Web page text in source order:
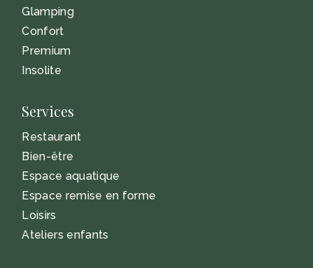
Glamping
Confort
Premium
Insolite
Services
Restaurant
Bien-être
Espace aquatique
Espace remise en forme
Loisirs
Ateliers enfants